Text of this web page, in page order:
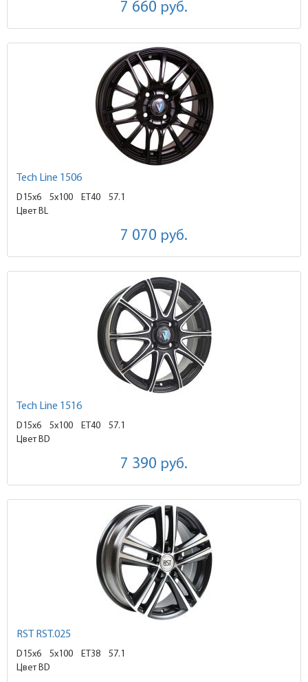
7 660 руб.
Tech Line 1506
D15x6 5x100 ET40
57.1
Цвет BL
7 070 руб.
Tech Line 1516
D15x6 5x100 ET40
57.1
Цвет BD
7 390 руб.
RST RST.025
D15x6 5x100 ET38
57.1
Цвет BD